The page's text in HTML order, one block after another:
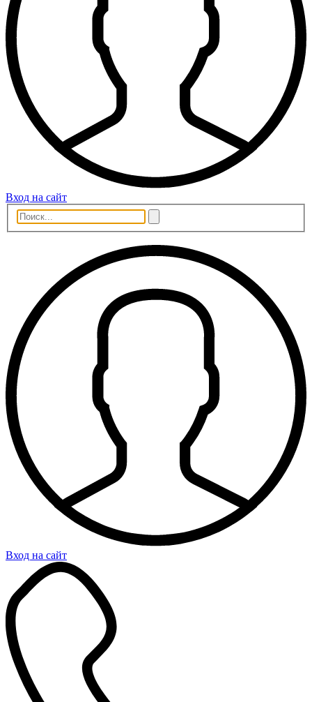
Вход на сайт
Вход на сайт